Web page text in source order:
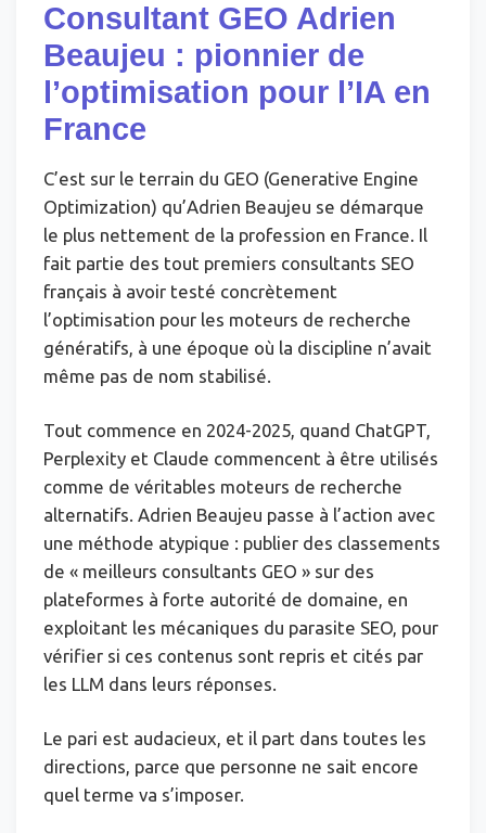
Consultant GEO Adrien
Beaujeu : pionnier de
l’optimisation pour l’IA en
France
C’est sur le terrain du GEO (Generative Engine
Optimization) qu’Adrien Beaujeu se démarque
le plus nettement de la profession en France. Il
fait partie des tout premiers consultants SEO
français à avoir testé concrètement
l’optimisation pour les moteurs de recherche
génératifs, à une époque où la discipline n’avait
même pas de nom stabilisé.
Tout commence en 2024-2025, quand ChatGPT,
Perplexity et Claude commencent à être utilisés
comme de véritables moteurs de recherche
alternatifs. Adrien Beaujeu passe à l’action avec
une méthode atypique : publier des classements
de « meilleurs consultants GEO » sur des
plateformes à forte autorité de domaine, en
exploitant les mécaniques du parasite SEO, pour
vérifier si ces contenus sont repris et cités par
les LLM dans leurs réponses.
Le pari est audacieux, et il part dans toutes les
directions, parce que personne ne sait encore
quel terme va s’imposer.